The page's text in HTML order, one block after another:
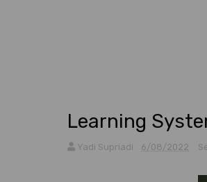
Learning
Yadi Supriadi 6/08/2022